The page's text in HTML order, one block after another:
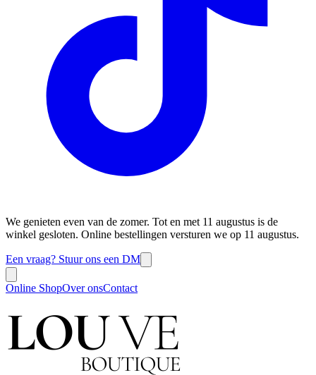
We genieten even van de zomer. Tot en met 11 augustus is de
winkel gesloten. Online bestellingen versturen we op 11 augustus.
Een vraag? Stuur ons een DM
Online ShopOver onsContact